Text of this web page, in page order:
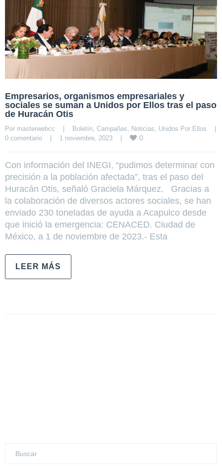
Empresarios, organismos empresariales y
sociales se suman a Unidos por Ellos tras el paso
de Huracán Otis
Por masterwebcc | Boletín Campañas Noticias Unidos Por Ellos
|
0 comentario
| 1 noviembre, 2023 | 0
Con información del INEGI, “pudimos determinar con
precisión a la población afectada”, tras el paso del
Huracán Otis, señaló Graciela Márquez. Gracias a
la colaboración de diversos actores sociales, se han
enviado 230 toneladas de ayuda a Acapulco desde
que inició la emergencia: CENACED. Ciudad de
México, a 1 de noviembre de 2023.- Esta
LEER MÁS